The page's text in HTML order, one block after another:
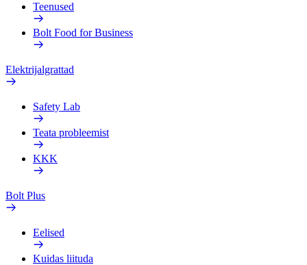
Teenused
Bolt Food for Business
Elektrijalgrattad
Safety Lab
Teata probleemist
KKK
Bolt Plus
Eelised
Kuidas liituda